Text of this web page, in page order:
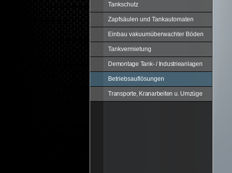
Tankschutz
Zapfsäulen und Tankautomaten
Einbau vakuumüberwachter Böden
Tankvermietung
Demontage Tank- / Industrieanlagen
Betriebsauflösungen
Transporte, Kranarbeiten u. Umzüge